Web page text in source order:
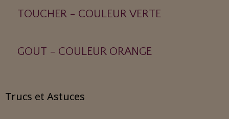
TOUCHER - COULEUR VERTE
GOUT - COULEUR ORANGE
Trucs et Astuces